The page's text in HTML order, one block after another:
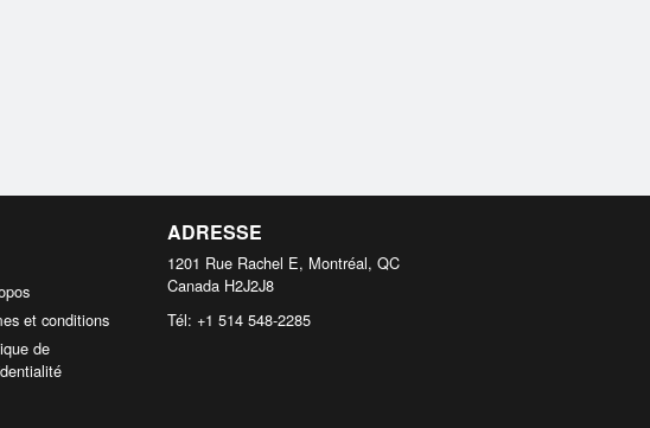
et conditions
de
ADRESSE
1201 Rue Rachel E, Montréal, QC
Canada H2J2J8
Tél: +1 514 548-2285